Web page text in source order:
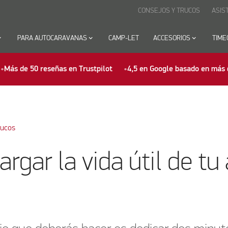
PARA AUTOCARAVANASkeyboard_arrow_down CAMP-LET ACCESORIOS keyboard_arrow_down
CONSEJOS Y TRUCOS
Más de 50 reseñas en Trustpilot 4,5 en Google basado en más
la vida útil de tu